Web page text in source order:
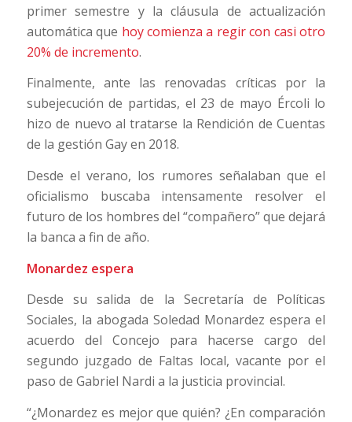
primer semestre y la cláusula de actualización
automática que hoy comienza a regir con casi otro
20% de incremento.
Finalmente, ante las renovadas críticas por la
subejecución de partidas, el 23 de mayo Ércoli lo
hizo de nuevo al tratarse la Rendición de Cuentas
de la gestión Gay en 2018.
Desde el verano, los rumores señalaban que el
oficialismo buscaba intensamente resolver el
futuro de los hombres del “compañero” que dejará
la banca a fin de año.
Monardez espera
Desde su salida de la Secretaría de Políticas
Sociales, la abogada Soledad Monardez espera el
acuerdo del Concejo para hacerse cargo del
segundo juzgado de Faltas local, vacante por el
paso de Gabriel Nardi a la justicia provincial.
“¿Monardez es mejor que quién? ¿En comparación